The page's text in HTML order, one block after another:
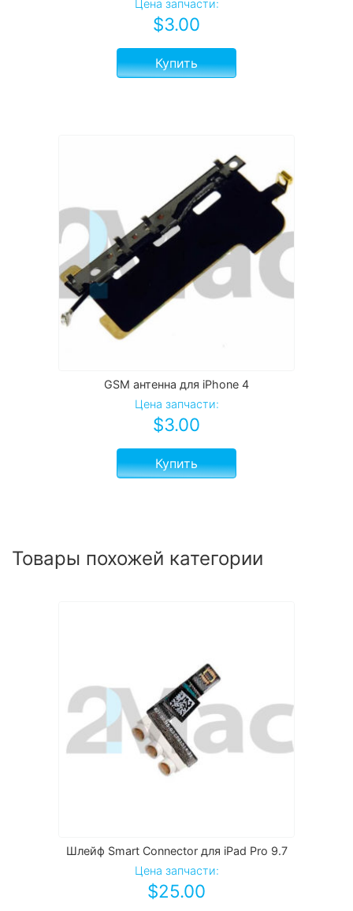
Цена запчасти:
$3.00
Купить
GSM антенна для iPhone 4
Цена запчасти:
$3.00
Купить
Товары похожей категории
Шлейф Smart Connector для iPad Pro 9.7
Цена запчасти:
$25.00